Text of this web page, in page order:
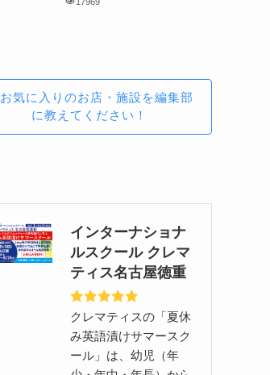
お気に入りのお店・施設を編集部
に教えてください！
インターナショナ
ルスクール クレマ
ティス名古屋徳重
クレマティスの「夏休
み英語漬けサマースク
ール」は、幼児（年